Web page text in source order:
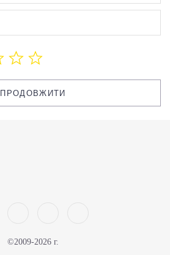
ПРОДОВЖИТИ
©2009-2026 г.